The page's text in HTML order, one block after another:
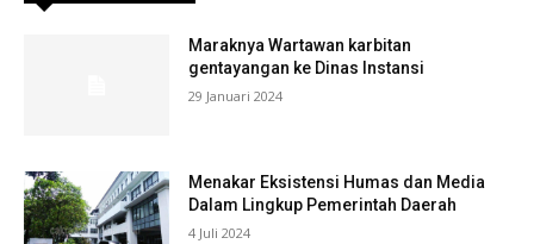
Maraknya Wartawan karbitan
gentayangan ke Dinas Instansi
29 Januari 2024
Menakar Eksistensi Humas dan Media
Dalam Lingkup Pemerintah Daerah
4 Juli 2024